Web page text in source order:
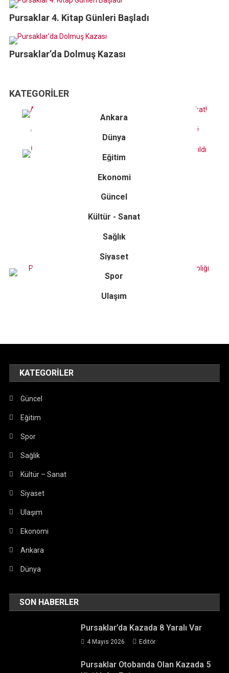
Pursaklar 4. Kitap Günleri Başladı
Pursaklar’da Dolmuş Kazası
KATEGORILER
Ankara
Dünya
Eğitim
Ekonomi
Güncel
Kültür - Sanat
Sağlık
Siyaset
Spor
Ulaşım
KATEGORILER
Güncel
Eğitim
Spor
Sağlık
Kültür – Sanat
Siyaset
Ulaşım
Ekonomi
Ankara
Dünya
SON HABERLER
Pursaklar’da Kazada 8 Yaralı Var
4 Mayıs 2026 Editör
Pursaklar Otobanda Olan Kazada 5